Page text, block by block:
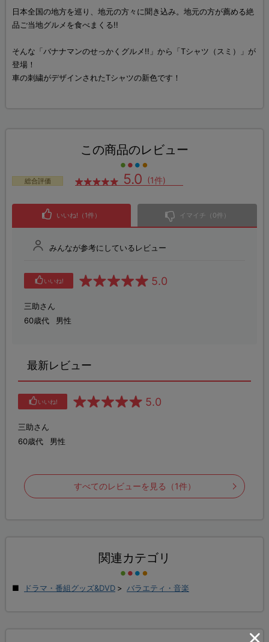
日本全国の地方を巡り、地元の方々に聞き込み。地元の方が薦める絶
品ご当地グルメを食べまくる!!
そんな「バナナマンのせっかくグルメ!!」から「Tシャツ（スミ）」が
登場！
車の刺繍がデザインされたTシャツの新色です！
この商品のレビュー
総合評価 5.0 (1件)
いいね!（1件） イマイチ（0件）
みんなが参考にしているレビュー
いいね! 5.0
三助さん
60歳代
男性
最新レビュー
いいね! 5.0
三助さん
60歳代
男性
すべてのレビューを見る（1件）
関連カテゴリ
ドラマ・番組グッズ&DVD > バラエティ・音楽